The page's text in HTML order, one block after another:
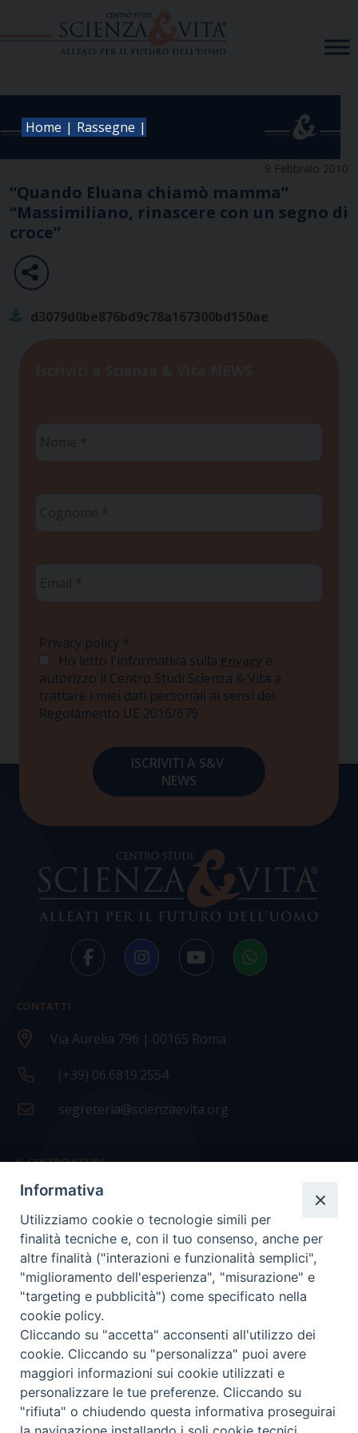
Home | Rassegne |
9 Febbraio 2010
“Quando Eluana chiamò mamma”
“Massimiliano, rinascere con un segno di
croce”
d3079d0be876bd9c78a167300bd150ae
Privacy policy *
Ho letto l'informativa sulla Privacy e
autorizzo il Centro Studi Scienza & Vita a
trattare i miei dati personali ai sensi del
Regolamento UE 2016/679
CONTATTI
Via Aurelia 796 | 00165 Roma
(+39) 06.6819.2554
segreteria@scienzaevita.org
IL CENTRO STUDI
La nostra storia
Statuto
Presidenza e ufficio presidenza
Consiglio scientifico
Coordinamento nazionale
COPYRIGHT Scienza & Vita - C.F96600690588- Tutti i
Informativa
Utilizziamo cookie o tecnologie simili per
finalità tecniche e, con il tuo consenso, anche per
altre finalità ("interazioni e funzionalità semplici",
"miglioramento dell'esperienza", "misurazione" e
"targeting e pubblicità") come specificato nella
cookie policy.
Cliccando su "accetta" acconsenti all'utilizzo dei
cookie. Cliccando su "personalizza" puoi avere
maggiori informazioni sui cookie utilizzati e
personalizzare le tue preferenze. Cliccando su
"rifiuta" o chiudendo questa informativa proseguirai